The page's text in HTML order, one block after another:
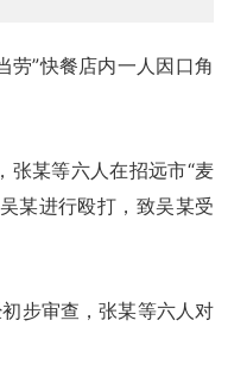
”快餐店内一人因口角
某等六人在招远市“麦
某进行殴打，致吴某受
步审查，张某等六人对